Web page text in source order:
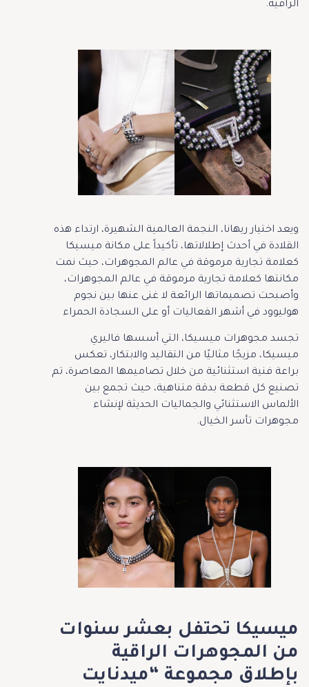
الراقية.
ويعد اختيار ريهانا، النجمة العالمية الشهيرة، ارتداء هذه
القلادة في أحدث إطلالاتها، تأكيداً على مكانة ميسيكا
كعلامة تجارية مرموقة في عالم المجوهرات، حيث نمت
مكانتها كعلامة تجارية مرموقة في عالم المجوهرات،
وأصبحت تصميماتها الرائعة لا غنى عنها بين نجوم
هوليوود في أشهر الفعاليات أو على السجادة الحمراء
تجسد مجوهرات ميسيكا، التي أسسها فاليري
ميسيكا، مزيجًا مثاليًا من التقاليد والابتكار، تعكس
براعة فنية استثنائية من خلال تصاميمها المعاصرة، تم
تصنيع كل قطعة بدقة متناهية، حيث تجمع بين
الألماس الاستثنائي والجماليات الحديثة لإنشاء
مجوهرات تأسر الخيال.
ميسيكا تحتفل بعشر سنوات
من المجوهرات الراقية
بإطلاق مجموعة “ميدنايت